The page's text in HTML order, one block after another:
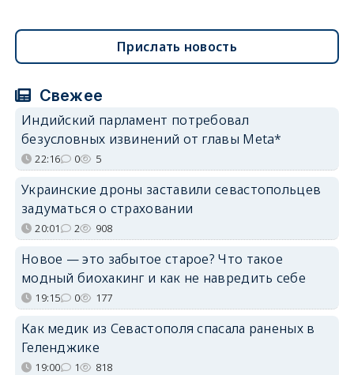
Прислать новость
Свежее
Индийский парламент потребовал
безусловных извинений от главы Meta*
22:16 0 5
Украинские дроны заставили севастопольцев
задуматься о страховании
20:01 2 908
Новое — это забытое старое? Что такое
модный биохакинг и как не навредить себе
19:15 0 177
Как медик из Севастополя спасала раненых в
Геленджике
19:00 1 818